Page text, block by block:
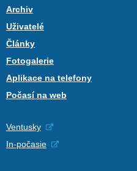
Archiv
Uživatelé
Články
Fotogalerie
Aplikace na telefony
Počasí na web
Ventusky
In-počasie